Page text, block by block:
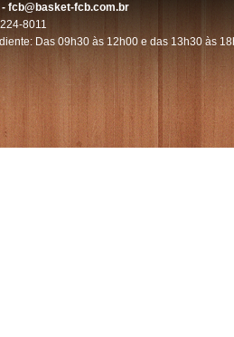
- fcb@basket-fcb.com.br
8011
Das 09h30 às 12h00 e das 13h30 às